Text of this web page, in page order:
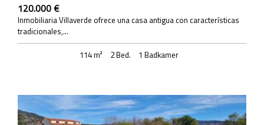
120.000 €
Inmobiliaria Villaverde ofrece una casa antigua con características
tradicionales,...
114 m²
2 Bed. 1 Badkamer